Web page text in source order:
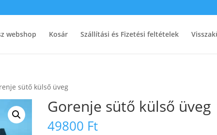
webshop Kosár Szállítási és Fizetési feltételek
sütő külső üveg
Gorenje sütő külső üveg
49800 Ft